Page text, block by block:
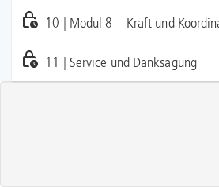
10 | Modul 8 – Kraft und
11 | Service und Danksagung